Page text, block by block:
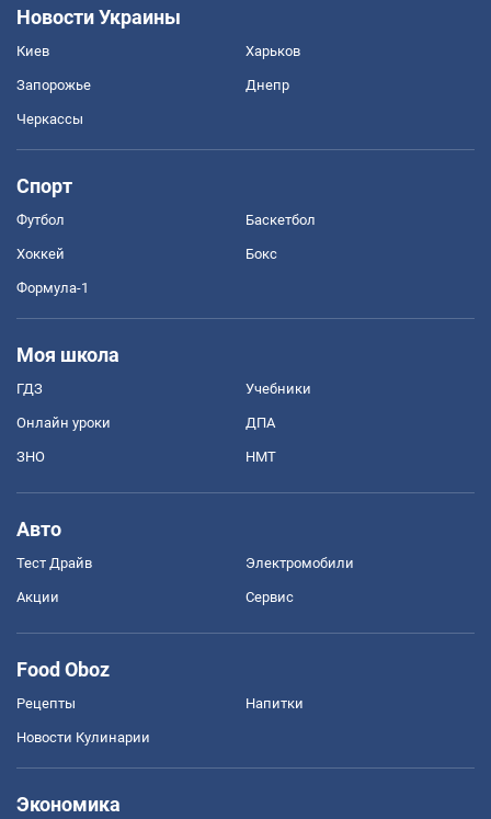
Новости Украины
Киев Харьков
Запорожье Днепр
Черкассы
Спорт
Футбол Баскетбол
Хоккей Бокс
Формула-1
Моя школа
ГДЗ Учебники
Онлайн уроки ДПА
ЗНО НМТ
Авто
Тест Драйв Электромобили
Акции Сервис
Food Oboz
Рецепты Напитки
Новости Кулинарии
Экономика